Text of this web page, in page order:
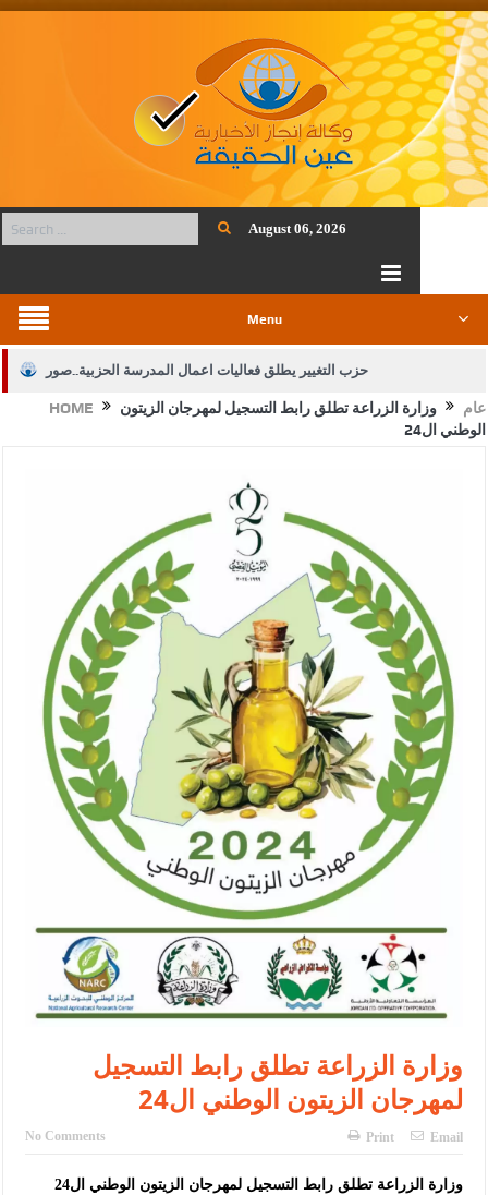
August 06, 2026
Menu
حزب التغيير يطلق فعاليات اعمال المدرسة الحزبية..صور
الجيش يفتح باب التجنيد لحملة البكالوريوس في الحقوق والقانون
الإسلامية والمسيحية
الأمن يتلف 16 مليون حبة كبتاجون و1480 كغم مواد مخدرة
النواب يقر مشروع تعديل قانون الملكية العقارية
القاضي يلتقي رؤساء تحرير الصحف اليومية ويؤكد حرص مجلس النواب
على شراكة فاعلة مع الإعلام
دعوة المكلفين بخدمة العلم (الدفعة الثالثة) إلى مراجعة منصة خدمة
العلم
الملك يلتقي مجموعة من رفاق السلاح
الملك يتلقى اتصالا هاتفيا من العاهل البحريني
القاضي محمود أحمد فريحات.. مبارك ومزيدا من التوفيق
HOME عام
وزارة الزراعة تطلق رابط التسجيل لمهرجان الزيتون
الوطني ال24
وزارة الزراعة تطلق رابط التسجيل
لمهرجان الزيتون الوطني ال24
No Comments Print Email
وزارة الزراعة تطلق رابط التسجيل لمهرجان الزيتون الوطني ال24